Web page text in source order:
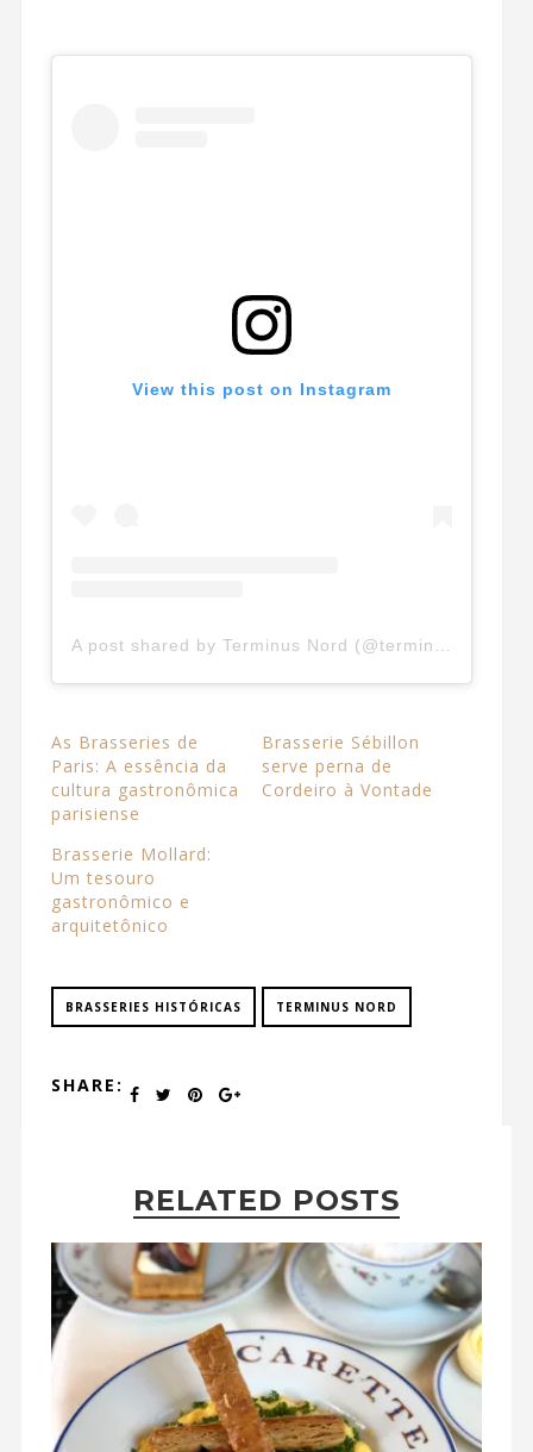
View this post on Instagram
As Brasseries de
Paris: A essência da
cultura gastronômica
parisiense
Brasserie Sébillon
serve perna de
Cordeiro à Vontade
Brasserie Mollard:
Um tesouro
gastronômico e
arquitetônico
BRASSERIES HISTÓRICAS TERMINUS NORD
SHARE:
RELATED POSTS